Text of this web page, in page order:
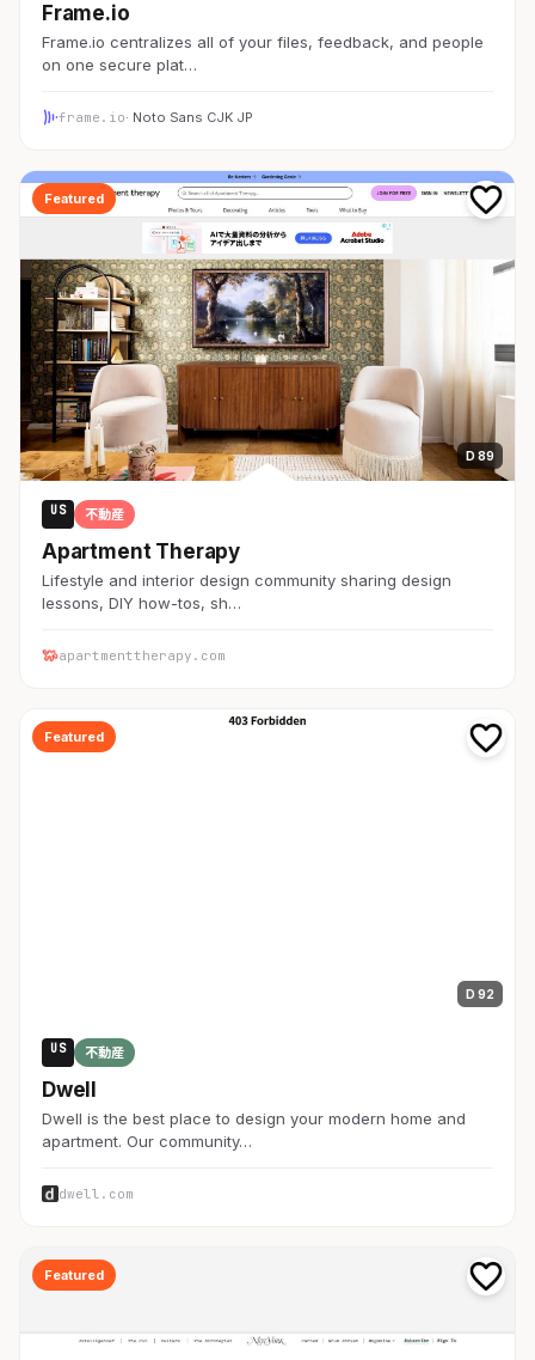
Frame.io
Frame.io centralizes all of your files, feedback, and people
on one secure plat…
frame.io· Noto Sans CJK JP
Featured
D 89
US 不動産
Apartment Therapy
Lifestyle and interior design community sharing design
lessons, DIY how-tos, sh…
apartmenttherapy.com
Featured
D 92
US 不動産
Dwell
Dwell is the best place to design your modern home and
apartment. Our community…
dwell.com
Featured